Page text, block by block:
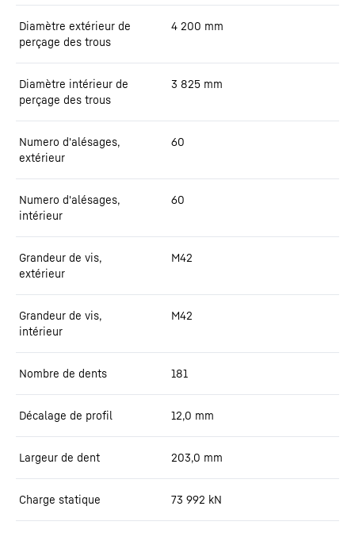
Diamètre extérieur de
perçage des trous
4 200 mm
Diamètre intérieur de
perçage des trous
3 825 mm
Numero d'alésages,
extérieur
60
Numero d'alésages,
intérieur
60
Grandeur de vis,
extérieur
M42
Grandeur de vis,
intérieur
M42
Nombre de dents 181
Décalage de profil 12,0 mm
Largeur de dent 203,0 mm
Charge statique 73 992 kN